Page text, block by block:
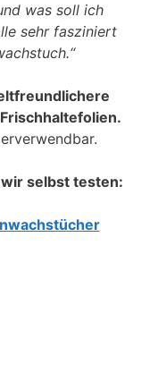
was soll ich
sehr fasziniert
selbst testen: